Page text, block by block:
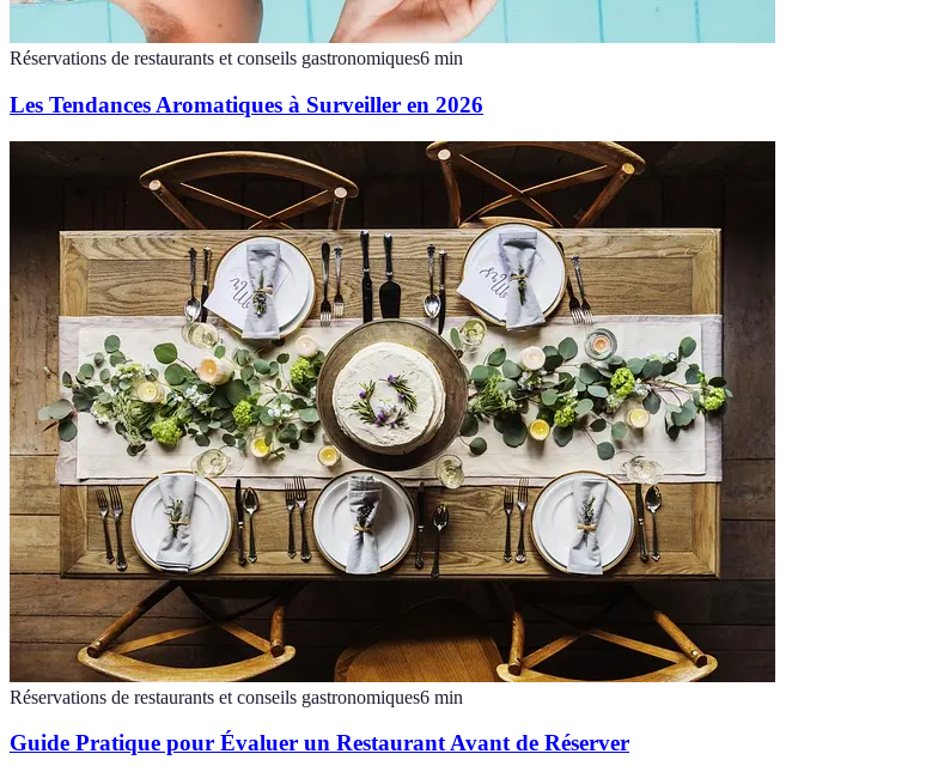
Réservations de restaurants et conseils gastronomiques6 min
Les Tendances Aromatiques à Surveiller en 2026
Réservations de restaurants et conseils gastronomiques6 min
Guide Pratique pour Évaluer un Restaurant Avant de Réserver